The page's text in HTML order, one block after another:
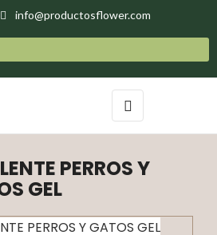
info@productosflower.com
Navegación
de
palanca
☰
PERROS Y
GEL